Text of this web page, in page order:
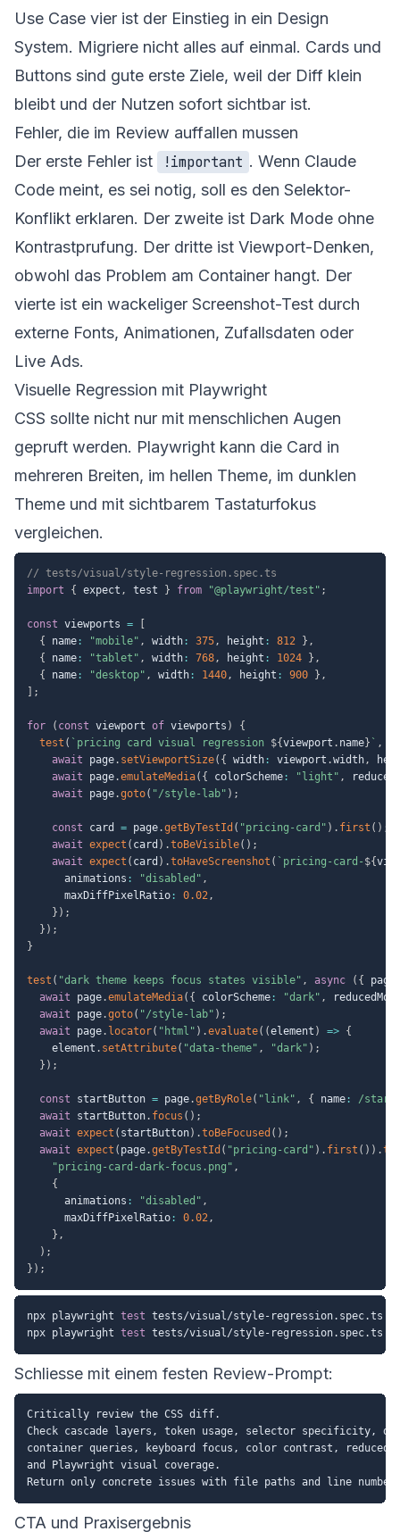
Use Case vier ist der Einstieg in ein Design
System. Migriere nicht alles auf einmal. Cards und
Buttons sind gute erste Ziele, weil der Diff klein
bleibt und der Nutzen sofort sichtbar ist.
Fehler, die im Review auffallen mussen
Der erste Fehler ist
!important . Wenn Claude
Code meint, es sei notig, soll es den Selektor-
Konflikt erklaren. Der zweite ist Dark Mode ohne
Kontrastprufung. Der dritte ist Viewport-Denken,
obwohl das Problem am Container hangt. Der
vierte ist ein wackeliger Screenshot-Test durch
externe Fonts, Animationen, Zufallsdaten oder
Live Ads.
Visuelle Regression mit Playwright
CSS sollte nicht nur mit menschlichen Augen
gepruft werden. Playwright kann die Card in
mehreren Breiten, im hellen Theme, im dunklen
Theme und mit sichtbarem Tastaturfokus
vergleichen.
// tests/visual/style-regression.spec.ts
import
{ expect , test } from "@playwright/test" ;
const viewports =
{
name : "mobile" , width : 375, height : 812 } ,
{
name : "tablet" , width : 768, height : 1024 } ,
{
name : "desktop" , width : 1440, height : 900 } ,
;
for ( const viewport of viewports )
{
test ( ` pricing card visual regression ${viewport . name} ` ,
await page. setViewportSize( { width : viewport .width,
await page.emulateMedia( { colorScheme : "light" ,
await page.goto( "/style-lab" ) ;
const card = page.getByTestId ( "pricing-card" ) . first ( ) ;
await expect ( card ) .toBeVisible( ) ;
await expect ( card ) .toHaveScreenshot ( ` pricing-card- ${
      animations
: "disabled" ,
      maxDiffPixelRatio
: 0.02,
} ) ;
} ) ;
}
test ( "dark theme keeps focus states visible" , async ( {
await page.emulateMedia( { colorScheme : "dark" ,
await page.goto( "/style-lab" ) ;
await page. locator( "html" ) .evaluate( (element ) => {
    element
. setAttribute( "data-theme" , "dark" ) ;
} ) ;
const startButton = page.getByRole( "link" , { name : /start
await startButton. focus ( ) ;
await expect ( startButton) .toBeFocused ( ) ;
await expect ( page.getByTestId ( "pricing-card" ) . first ( ) ) .
"pricing-card-dark-focus.png" ,
{
      animations
: "disabled" ,
      maxDiffPixelRatio
: 0.02,
} ,
) ;
} ) ;
npx playwright test tests/visual/style-regression.spec.ts --
npx playwright test
Schliesse mit einem festen Review-Prompt:
Critically review the CSS diff.
Check cascade layers, token usage, selector specificity,
container queries, keyboard focus, color contrast, reduced
and Playwright visual coverage.
CTA und Praxisergebnis